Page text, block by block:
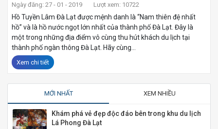
Ngày đăng: 27 - 01 - 2019 Lượt xem: 10722
Hồ Tuyền Lâm Đà Lạt được mệnh danh là “Nam thiên đệ nhất
hồ” và là hồ nước ngọt lớn nhất của thành phố Đà Lạt. Đây là
một trong những địa điểm vô cùng thu hút khách du lịch tại
thành phố ngàn thông Đà Lạt. Hãy cùng...
Xem chi tiết
MỚI NHẤT XEM NHIỀU
Khám phá vẻ đẹp độc đáo bên trong khu du lịch
Lá Phong Đà Lạt